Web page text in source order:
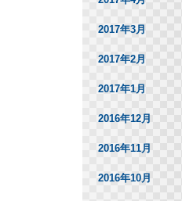
2017年3月
2017年2月
2017年1月
2016年12月
2016年11月
2016年10月